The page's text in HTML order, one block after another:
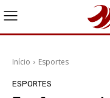
Início Esportes
ESPORTES